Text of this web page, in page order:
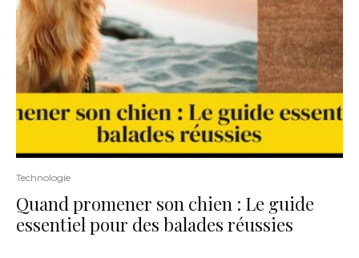
Technologie
Quand promener son chien : Le guide
essentiel pour des balades réussies